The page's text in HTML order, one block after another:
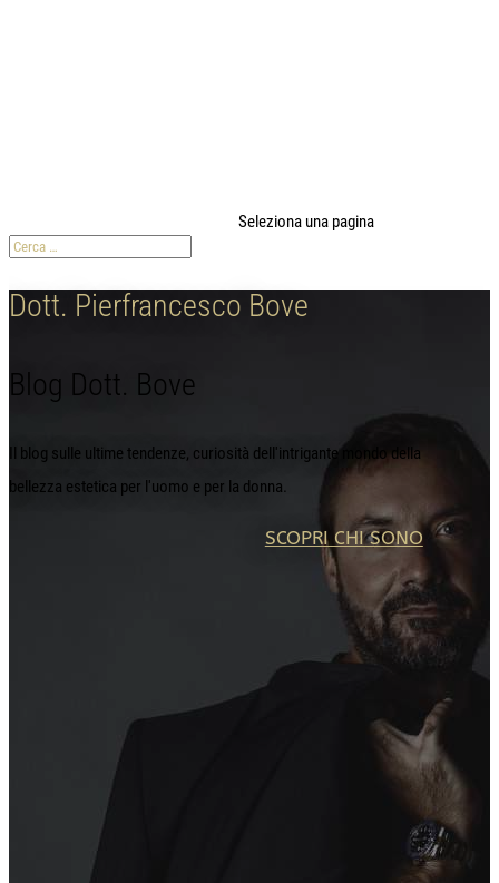
Seleziona una pagina
Dott. Pierfrancesco Bove
Blog Dott. Bove
Il blog sulle ultime tendenze, curiosità dell'intrigante mondo della
bellezza estetica per l'uomo e per la donna.
SCOPRI CHI SONO